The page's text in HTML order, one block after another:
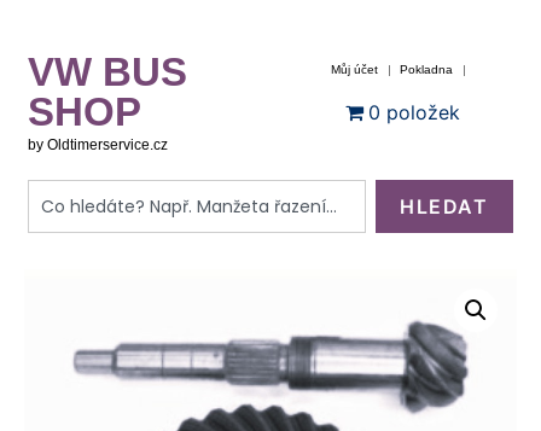
VW BUS
SHOP
by Oldtimerservice.cz
Můj účet Pokladna
0 položek
HLEDAT